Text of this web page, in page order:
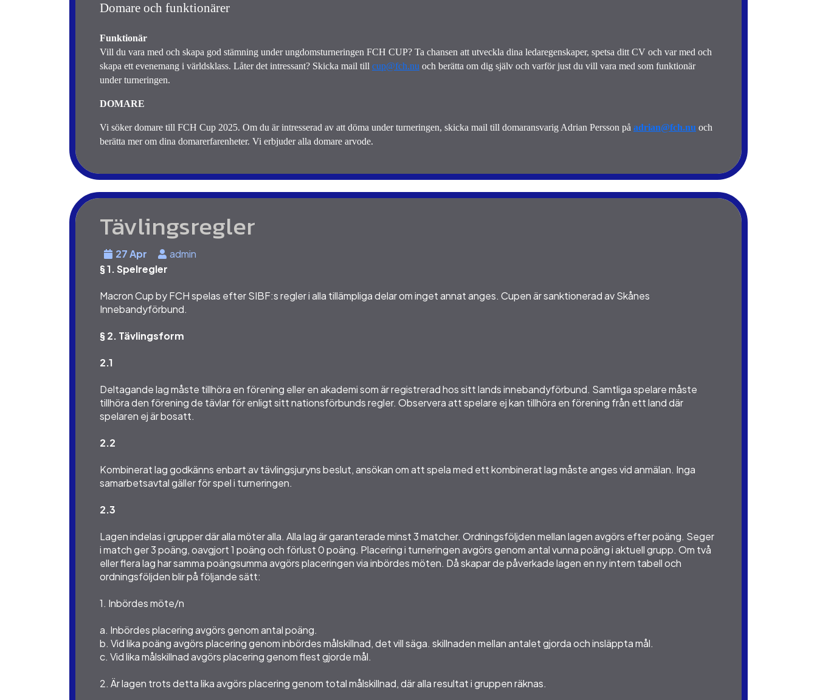
Domare och funktionärer
Funktionär
Vill du vara med och skapa god stämning under ungdomsturneringen FCH CUP? Ta chansen att utveckla dina ledaregenskaper, spetsa ditt CV och var med och
skapa ett evenemang i världsklass. Låter det intressant? Skicka mail till cup@fch.nu och berätta om dig själv och varför just du vill vara med som funktionär
under turneringen.
DOMARE
Vi söker domare till FCH Cup 2025. Om du är intresserad av att döma under turneringen, skicka mail till domaransvarig Adrian Persson på adrian@fch.nu och
berätta mer om dina domarerfarenheter. Vi erbjuder alla domare arvode.
Tävlingsregler
27 Apr
admin
§ 1. Spelregler
Macron Cup by FCH spelas efter SIBF:s regler i alla tillämpliga delar om inget annat anges. Cupen är sanktionerad av Skånes
Innebandyförbund.
§ 2. Tävlingsform
2.1
Deltagande lag måste tillhöra en förening eller en akademi som är registrerad hos sitt lands innebandyförbund. Samtliga spelare måste
tillhöra den förening de tävlar för enligt sitt nationsförbunds regler. Observera att spelare ej kan tillhöra en förening från ett land där
spelaren ej är bosatt.
2.2
Kombinerat lag godkänns enbart av tävlingsjuryns beslut, ansökan om att spela med ett kombinerat lag måste anges vid anmälan. Inga
samarbetsavtal gäller för spel i turneringen.
2.3
Lagen indelas i grupper där alla möter alla. Alla lag är garanterade minst 3 matcher. Ordningsföljden mellan lagen avgörs efter poäng. Seger
i match ger 3 poäng, oavgjort 1 poäng och förlust 0 poäng. Placering i turneringen avgörs genom antal vunna poäng i aktuell grupp. Om två
eller flera lag har samma poängsumma avgörs placeringen via inbördes möten. Då skapar de påverkade lagen en ny intern tabell och
ordningsföljden blir på följande sätt:
1. Inbördes möte/n
a. Inbördes placering avgörs genom antal poäng.
b. Vid lika poäng avgörs placering genom inbördes målskillnad, det vill säga. skillnaden mellan antalet gjorda och insläppta mål.
c. Vid lika målskillnad avgörs placering genom flest gjorde mål.
2. Är lagen trots detta lika avgörs placering genom total målskillnad, där alla resultat i gruppen räknas.